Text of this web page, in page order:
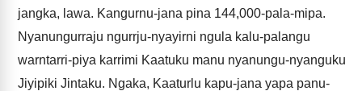
jangka, lawa. Kangurnu-jana pina 144,000-pala-mipa.
Nyanungurraju ngurrju-nyayirni ngula kalu-palangu
warntarri-piya karrimi Kaatuku manu nyanungu-nyanguku
Jiyipiki Jintaku. Ngaka, Kaaturlu kapu-jana yapa panu-